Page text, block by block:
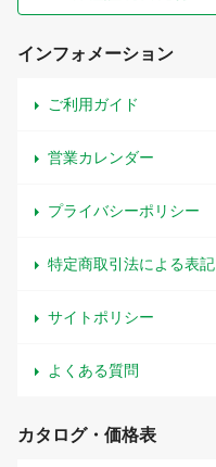
インフォメーション
ご利用ガイド
営業カレンダー
プライバシーポリシー
特定商取引法による表記
サイトポリシー
よくある質問
カタログ・価格表